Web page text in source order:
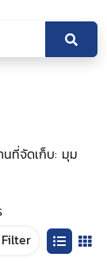
ที่จัดเก็บ: มุม
Filter